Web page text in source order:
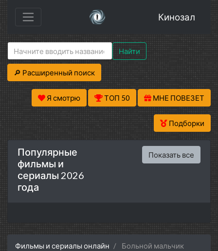
Кинозал
Найти
🔎 Расширенный поиск
Я смотрю ТОП 50 МНЕ ПОВЕЗЕТ
Подборки
Популярные
фильмы и
сериалы 2026
года
Показать все
Фильмы и сериалы онлайн Больной мальчик